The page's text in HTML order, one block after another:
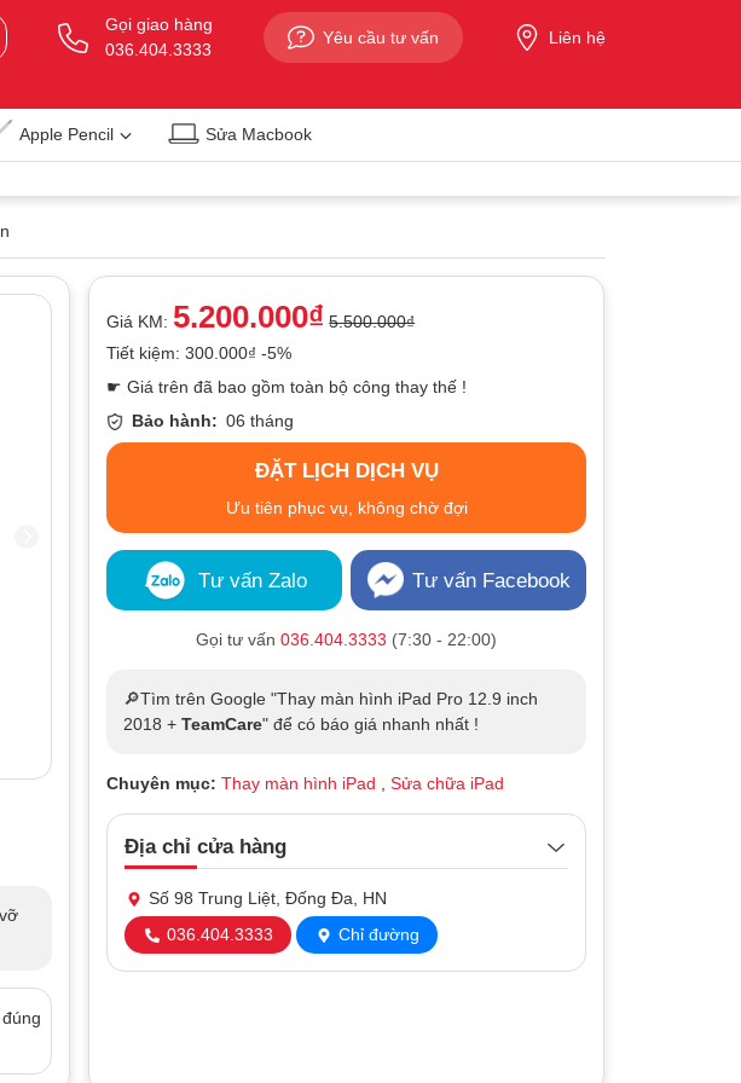
Gọi giao hàng
036.404.3333
Yêu cầu tư vấn Liên hệ
Apple Pencil Sửa Macbook
Giá KM: 5.200.000₫ 5.500.000₫
Tiết kiệm: 300.000₫ -5%
☛ Giá trên đã bao gồm toàn bộ công thay thế !
Bảo hành: 06 tháng
ĐẶT LỊCH DỊCH VỤ
Ưu tiên phục vụ, không chờ đợi
Tư vấn Zalo Tư vấn Facebook
Gọi tư vấn036.404.3333 (7:30 - 22:00)
🔎Tìm trên Google "Thay màn hình iPad Pro 12.9 inch
2018 +TeamCare" để có báo giá nhanh nhất !
Chuyên mục: Thay màn hình iPad ,Sửa chữa iPad
Địa chỉ cửa hàng
Số 98 Trung Liệt, Đống Đa, HN
036.404.3333
Chỉ đường